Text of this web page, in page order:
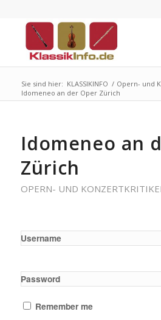
Sie sind hier: KLASSIKINFO / Opern- und
Idomeneo an der Oper Zürich
Idomeneo an
Zürich
OPERN- UND
Username
Password
Remember me